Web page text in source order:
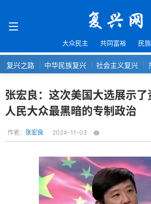
大众民主 共同富裕 民
复兴之路 中华民族复兴 社会主义复兴
张宏良：这次美国大选展示
人民大众最黑暗的专制政治
作者： 张宏良 2024-11-03